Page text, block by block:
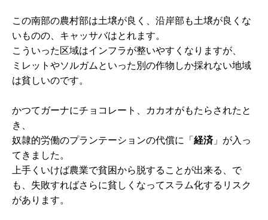
この南部の農村部は土壌が良く、沿岸部も土壌が良くな
いものの、キャッサバはとれます。
こういった区域はインフラが整いやすくなりますが、
ミレットやソルガムといった別の作物しか採れない地域
は貧しいのです。
かつてガーナにチョコレート、カカオがもたらされたと
き、
奴隷的労働のプランテーションの代償に「経済」が入っ
てきました。
上手くいけば農業で貧困から脱することが出来る、で
も、失敗すればさらに貧しくなってスラム化するリスク
があります。